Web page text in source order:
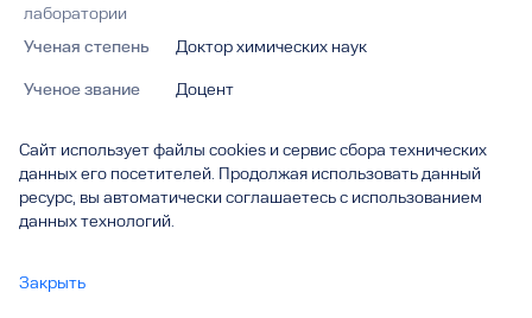
лаборатории
Ученая степень
Доктор химических наук
Ученое звание Доцент
ресурсосбережение", Институт
машиностроения, химии и энергетики,
НИЛ-13 им. С.П. Коршунова "Органический
Сайт использует файлы cookies и сервис сбора технических
данных его посетителей. Продолжая использовать данный
ресурс, вы автоматически соглашаетесь с использованием
данных технологий.
Закрыть